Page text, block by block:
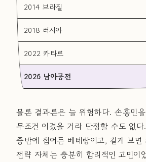
2014 브라질
2018 러시아
2022 카타르
2026 남아공전
물론 결과론은 늘 위험하다. 손흥민
무조건 이겼을 거라 단정할 수도 없
중반에 접어든 베테랑이고, 길게 보면
전략 자체는 충분히 합리적인 고민이